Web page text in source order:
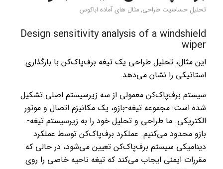
تحلیل حساسیت طراحی, مثال های آماده اباکوس
Design sensitivity analysis of a windshield
wiper
این مثال، تحلیل طراحی یک تیغه برف‌پاک‌کن با بارگذاری
استاتیکی را نشان می‌دهد.
سیستم برف‌پاک‌کن معمولی از سه زیرسیستم اصلی تشکیل
شده است: مجموعه تیغه-بازو، یک مکانیزم اتصال و موتور
الکتریکی. ما طراحی و تحلیل خود را به زیرسیستم تیغه-
بازو محدود می‌کنیم. عملکرد برف‌پاک‌کن توسط عملکرد
دینامیکی سیستم برف‌پاک‌کن تعیین می‌شود، در حالی که
مقررات ایمنی ایجاب می‌کند که تیغه ناحیه خاصی را روی